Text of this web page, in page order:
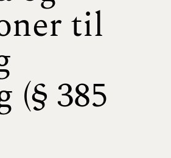
til
(§ 385